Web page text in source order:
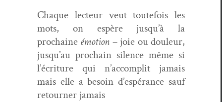
Chaque lecteur veut toute­fois les
mots, on espère jusqu’à la
prochaine émo­tion – joie ou douleur,
jusqu’au prochain silence même si
l’écriture qui n’accomplit jamais
mais elle a besoin d’espérance sauf
retourn­er jamais